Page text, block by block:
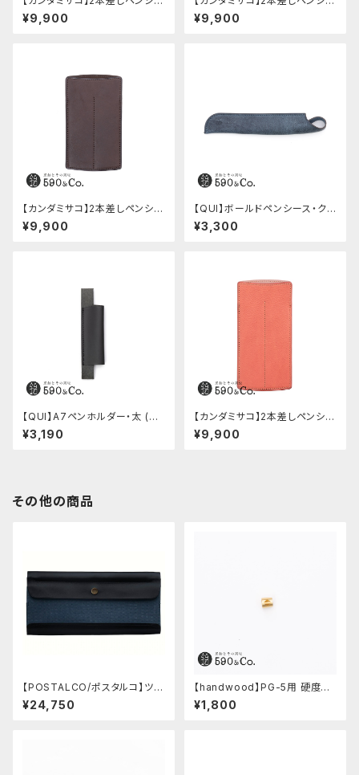
ス・ミネルバボックス (カスター
ニョ)
¥9,900
ス・ミネルバボックス (オリーバ)
¥9,900
【カンダミサコ】2本差しペンシー
ス・ショート用 ミネルバボックス
(カスターニョ)
¥9,900
【QUI】ボールドペンシース・ク
ードゥー (ブルー)
¥3,300
【QUI】A7ペンホルダー・太 (ブ
ラック)
¥3,190
【カンダミサコ】2本差しペンシー
ス・ミネルバボックス (ローズア
ンティコ)
¥9,900
その他の商品
【POSTALCO/ポスタルコ】ツー
ルボックス (Navy Blue)
¥24,750
【handwood】PG-5用 硬度表
示窓 (真鍮/菱形窓)
¥1,800